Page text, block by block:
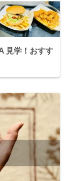
見学！おすす